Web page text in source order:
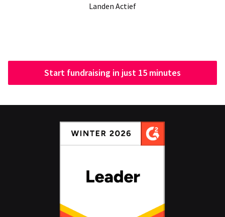
Landen Actief
Start fundraising in just 15 minutes